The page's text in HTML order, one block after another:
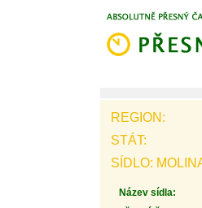
REGION:
STÁT:
SÍDLO:
Název sídla: